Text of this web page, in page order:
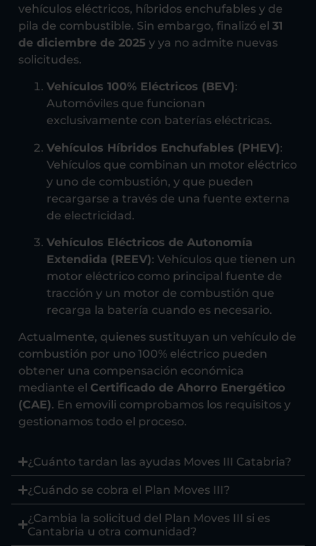
vehículos eléctricos, híbridos enchufables y de
pila de combustible. Sin embargo, finalizó el 31
de diciembre de 2025 y ya no admite nuevas
solicitudes.
Vehículos 100% Eléctricos (BEV):
Automóviles que funcionan
exclusivamente con baterías eléctricas.
Vehículos Híbridos Enchufables (PHEV):
Vehículos que combinan un motor eléctrico
y uno de combustión, y que pueden
recargarse a través de una fuente externa
de electricidad.
Vehículos Eléctricos de Autonomía
Extendida (REEV): Vehículos que tienen un
motor eléctrico como principal fuente de
tracción y un motor de combustión que
recarga la batería cuando es necesario.
Actualmente, quienes sustituyan un vehículo de
combustión por uno 100% eléctrico pueden
obtener una compensación económica
mediante el Certificado de Ahorro Energético
(CAE). En emovili comprobamos los requisitos y
gestionamos todo el proceso.
¿Cuánto tardan las ayudas Moves III Catabria?
¿Cuándo se cobra el Plan Moves III?
¿Cambia la solicitud del Plan Moves III si es
Cantabria u otra comunidad?